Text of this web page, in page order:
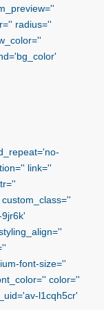
radius=''
link=''
font-size=''
color=''
l1cqh5cr'